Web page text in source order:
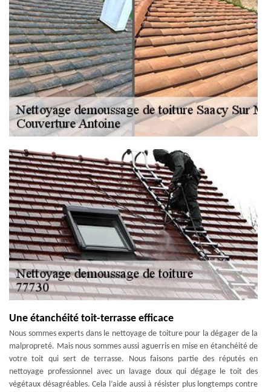
Une étanchéité toit-terrasse efficace
Nous sommes experts dans le nettoyage de toiture pour la dégager de la
malpropreté. Mais nous sommes aussi aguerris en mise en étanchéité de
votre toit qui sert de terrasse. Nous faisons partie des réputés en
nettoyage professionnel avec un lavage doux qui dégage le toit des
végétaux désagréables. Cela l’aide aussi à résister plus longtemps contre